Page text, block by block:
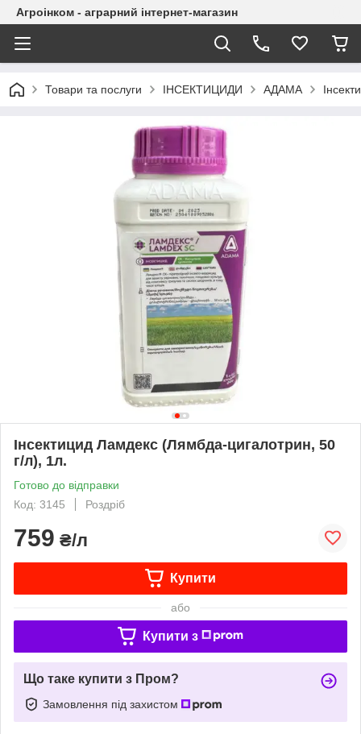
Агроінком - аграрний інтернет-магазин
Товари та послуги ІНСЕКТИЦИДИ АДАМА
Інсектицид Ламдекс (Лямбда-цигалотрин, 50
г/л), 1л.
Готово до відправки
Код: 3145
Роздріб
759 ₴/л
Купити
або
Купити з
Що таке купити з Пром?
Замовлення під захистом